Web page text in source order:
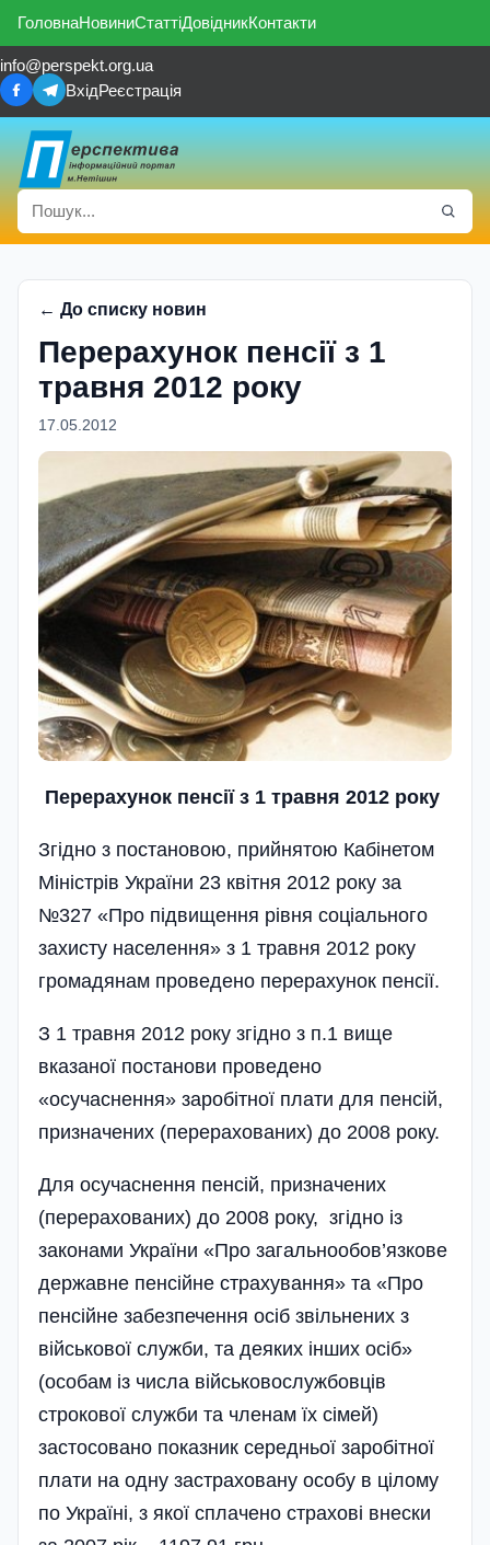
ГоловнаНовиниСтаттіДовідникКонтакти
info@perspekt.org.ua
ВхідРеєстрація
← До списку новин
Перерахунок пенсії з 1
травня 2012 року
17.05.2012
Перерахунок пенсії з 1 травня 2012 року
Згідно з постановою, прийнятою Кабінетом
Міністрів України 23 квітня 2012 року за
№327 «Про підвищення рівня соціального
захисту населення» з 1 травня 2012 року
громадянам проведено перерахунок пенсії.
З 1 травня 2012 року згідно з п.1 вище
вказаної постанови проведено
«осучаснення» заробітної плати для пенсій,
призначених (перерахованих) до 2008 року.
Для осучаснення пенсій, призначених
(перерахованих) до 2008 року, згідно із
законами України «Про загальнообов’язкове
державне пенсійне страхування» та «Про
пенсійне забезпечення осіб звільнених з
військової служби, та деяких інших осіб»
(особам із числа військовослужбовців
строкової служби та членам їх сімей)
застосовано показник середньої заробітної
плати на одну застраховану особу в цілому
по Україні, з якої сплачено страхові внески